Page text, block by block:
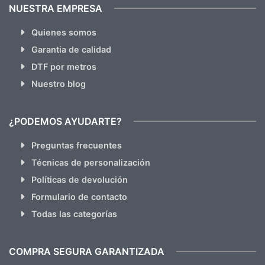
NUESTRA EMPRESA
Quienes somos
Garantia de calidad
DTF por metros
Nuestro blog
¿PODEMOS AYUDARTE?
Preguntas frecuentes
Técnicas de personalización
Políticas de devolución
Formulario de contacto
Todas las categorías
COMPRA SEGURA GARANTIZADA